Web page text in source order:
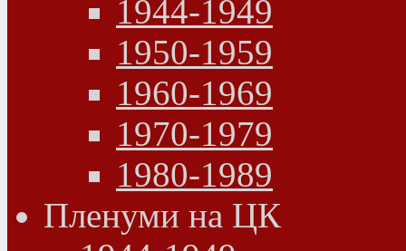
1944-1949
1950-1959
1960-1969
1970-1979
1980-1989
Пленуми на ЦК